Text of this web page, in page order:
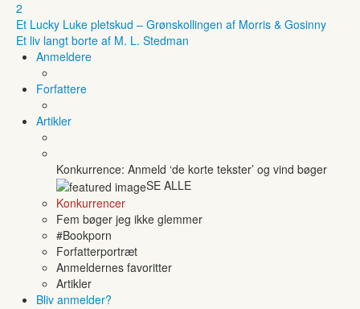
2
Et Lucky Luke pletskud – Grønskollingen af Morris & Gosinny
Et liv langt borte af M. L. Stedman
Anmeldere
Forfattere
Artikler
Konkurrence: Anmeld ‘de korte tekster’ og vind bøger
SE ALLE
Konkurrencer
Fem bøger jeg ikke glemmer
#Bookporn
Forfatterportræt
Anmeldernes favoritter
Artikler
Bliv anmelder?